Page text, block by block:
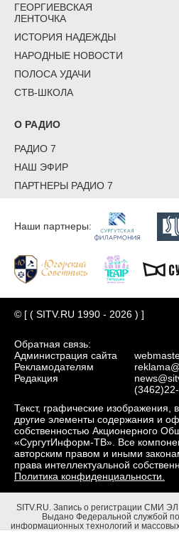
ГЕОРГИЕВСКАЯ
ЛЕНТОЧКА
ИСТОРИЯ НАДЕЖДЫ
НАРОДНЫЕ НОВОСТИ
ПОЛОСА УДАЧИ
СТВ-ШКОЛА
О РАДИО
РАДИО 7
НАШ ЭФИР
ПАРТНЕРЫ РАДИО 7
Наши партнеры:
© [ ( SITV.RU 1990 - 2026 ) ]
Обратная связь:
Администрация сайта
Рекламодателям
Редакция
Текст, графические изображения,
другие элементы содержания и
собственностью Акционерного
«СургутИнформ-ТВ». Все
авторским правом и иными
права интеллектуальной
Политика конфиденциальности.
SITV.RU. Запись о регистрации СМИ
Выдано Федеральной службой
информационных технологий и